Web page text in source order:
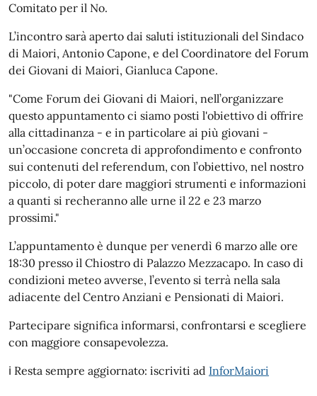
Comitato per il No.
L’incontro sarà aperto dai saluti istituzionali del Sindaco
di Maiori, Antonio Capone, e del Coordinatore del Forum
dei Giovani di Maiori, Gianluca Capone.
"Come Forum dei Giovani di Maiori, nell’organizzare
questo appuntamento ci siamo posti l'obiettivo di offrire
alla cittadinanza - e in particolare ai più giovani -
un’occasione concreta di approfondimento e confronto
sui contenuti del referendum, con l’obiettivo, nel nostro
piccolo, di poter dare maggiori strumenti e informazioni
a quanti si recheranno alle urne il 22 e 23 marzo
prossimi."
L’appuntamento è dunque per venerdì 6 marzo alle ore
18:30 presso il Chiostro di Palazzo Mezzacapo. In caso di
condizioni meteo avverse, l’evento si terrà nella sala
adiacente del Centro Anziani e Pensionati di Maiori.
Partecipare significa informarsi, confrontarsi e scegliere
con maggiore consapevolezza.
ℹ️ Resta sempre aggiornato: iscriviti ad InforMaiori